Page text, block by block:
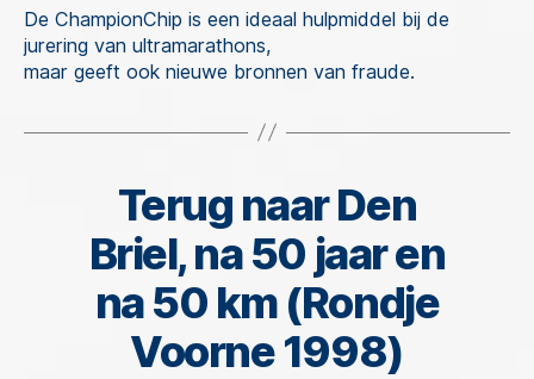
De ChampionChip is een ideaal hulpmiddel bij de
jurering van ultramarathons,
maar geeft ook nieuwe bronnen van fraude.
Categorieën
Terug naar Den
Briel, na 50 jaar en
na 50 km (Rondje
Voorne 1998)